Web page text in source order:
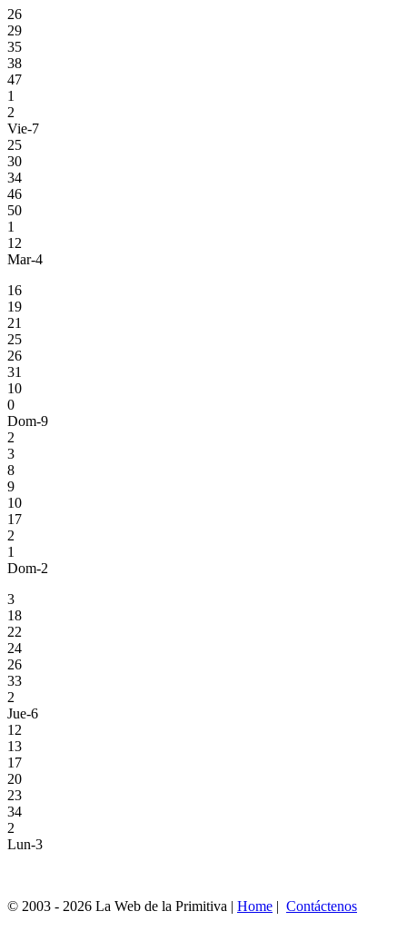
26
29
35
38
47
1
2
Vie-7
25
30
34
46
50
1
12
Mar-4
16
19
21
25
26
31
10
0
Dom-9
2
3
8
9
10
17
2
1
Dom-2
3
18
22
24
26
33
2
Jue-6
12
13
17
20
23
34
2
Lun-3
© 2003 - 2026 La Web de la Primitiva | Home | Contáctenos